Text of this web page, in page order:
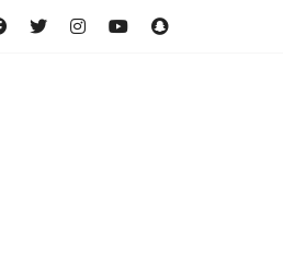
FacebookTwitterInstagramYouTube